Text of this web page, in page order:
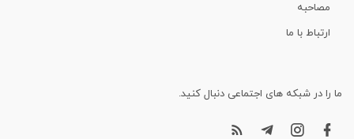
مصاحبه
ارتباط با ما
ما را در شبکه های اجتماعی دنبال کنید.